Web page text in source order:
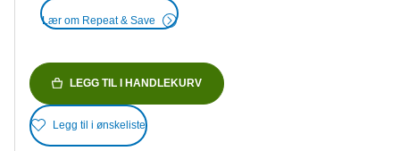
Lær om Repeat & Save
LEGG TIL I HANDLEKURV
Legg til i ønskeliste